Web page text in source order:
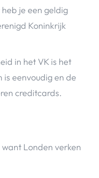
je een geldig
Koninkrijk
in het VK is het
is eenvoudig en de
creditcards.
want Londen verken